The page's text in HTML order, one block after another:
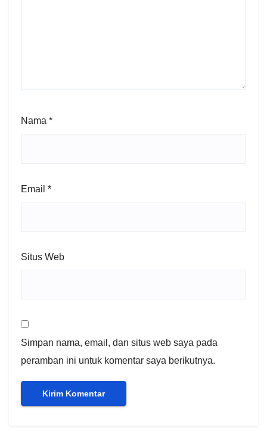
Nama *
Email *
Situs Web
Simpan nama, email, dan situs web saya pada
peramban ini untuk komentar saya berikutnya.